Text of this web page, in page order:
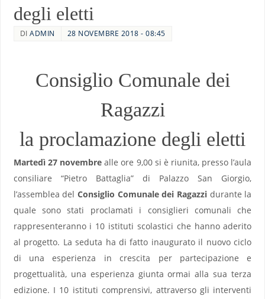
degli eletti
DIADMIN 28 NOVEMBRE 2018 - 08:45
Consiglio Comunale dei
Ragazzi
la proclamazione degli eletti
Martedì 27 novembrealle ore 9,00 si è riunita, presso l’aula
consiliare “Pietro Battaglia” di Palazzo San Giorgio,
l’assemblea del Consiglio Comunale dei Ragazzi durante la
quale sono stati proclamati i consiglieri comunali che
rappresenteranno i 10 istituti scolastici che hanno aderito
al progetto. La seduta ha di fatto inaugurato il nuovo ciclo
di una esperienza in crescita per partecipazione e
progettualità, una esperienza giunta ormai alla sua terza
edizione. I 10 istituti comprensivi, attraverso gli interventi